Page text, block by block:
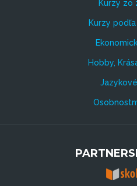
Kurzy zo
Kurzy
Hobby,